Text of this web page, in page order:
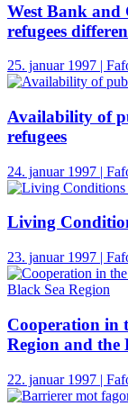
West Bank
refugees
25. januar 1997 |
Availability of
refugees
24. januar 1997 |
Living
23. januar 1997 |
Cooperation in
Region and the
22. januar 1997 |